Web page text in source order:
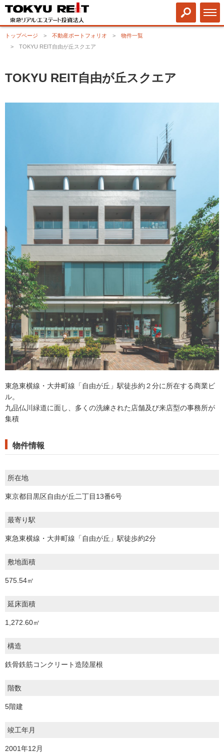
トップページ 不動産ポートフォリオ
物件一覧
TOKYU REIT自由が丘スクエア
TOKYU REIT自由が丘スクエア
東急東横線・大井町線「自由が丘」駅徒歩約２分に所在する商業ビ
ル。
九品仏川緑道に面し、多くの洗練された店舗及び来店型の事務所が
集積
物件情報
所在地
東京都目黒区自由が丘二丁目13番6号
最寄り駅
東急東横線・大井町線「自由が丘」駅徒歩約2分
敷地面積
575.54㎡
延床面積
1,272.60㎡
構造
鉄骨鉄筋コンクリート造陸屋根
階数
5階建
竣工年月
2001年12月